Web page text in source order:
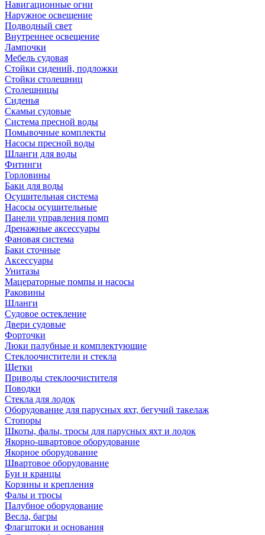
Навигационные огни
Наружное освещение
Подводный свет
Внутреннее освещение
Лампочки
Мебель судовая
Стойки сидений, подложки
Стойки столешниц
Столешницы
Сиденья
Скамьи судовые
Система пресной воды
Помывочные комплекты
Насосы пресной воды
Шланги для воды
Фитинги
Горловины
Баки для воды
Осушительная система
Насосы осушительные
Панели управления помп
Дренажные аксессуары
Фановая система
Баки сточные
Аксессуары
Унитазы
Мацераторные помпы и насосы
Раковины
Шланги
Судовое остекление
Двери судовые
Форточки
Люки палубные и комплектующие
Стеклоочистители и стекла
Щетки
Приводы стеклоочистителя
Поводки
Стекла для лодок
Оборудование для парусных яхт, бегучий такелаж
Стопоры
Шкоты, фалы, тросы для парусных яхт и лодок
Якорно-швартовое оборудование
Якорное оборудование
Швартовое оборудование
Буи и кранцы
Корзины и крепления
Фалы и тросы
Палубное оборудование
Весла, багры
Флагштоки и основания